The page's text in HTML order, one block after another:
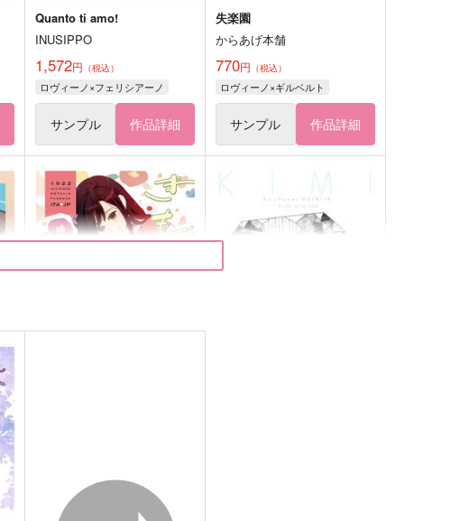
Quanto ti amo!
INUSIPPO
1,572円 （税込）
ロヴィーノ×フェリシアーノ
サンプル 作品詳細
失楽園
からあげ本舗
770円 （税込）
ロヴィーノ×ギルベルト
サンプル 作品詳細
フェリシアーノ×本田桜